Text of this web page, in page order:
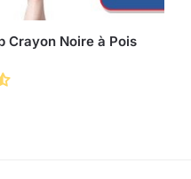
Crayon Noire à Pois